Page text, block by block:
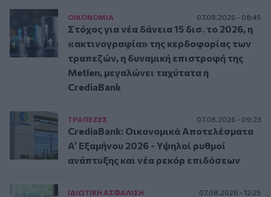
ΟΙΚΟΝΟΜΙΑ 07.08.2026 - 08:45
Στόχος για νέα δάνεια 15 δισ. το 2026, η
«ακτινογραφία» της κερδοφορίας των
τραπεζών, η δυναμική επιστροφή της
Metlen, μεγαλώνει ταχύτατα η
CrediaBank
ΤΡAΠΕΖΕΣ 07.08.2026 - 09:23
CrediaBank: Οικονομικά Αποτελέσματα
A’ Εξαμήνου 2026 - Υψηλοί ρυθμοί
ανάπτυξης και νέα ρεκόρ επιδόσεων
ΙΔΙΩΤΙΚΗ ΑΣΦAΛΙΣΗ 07.08.2026 - 12:25